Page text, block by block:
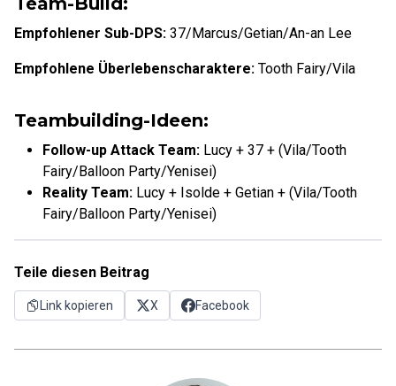
Empfohlener Sub-DPS: 37/Marcus/Getian/An-an Lee
Empfohlene Überlebenscharaktere: Tooth Fairy/Vila
Teambuilding-Ideen:
Follow-up Attack Team: Lucy + 37 + (Vila/Tooth
Fairy/Balloon Party/Yenisei)
Reality Team: Lucy + Isolde + Getian + (Vila/Tooth
Fairy/Balloon Party/Yenisei)
Teile diesen Beitrag
Link kopieren X Facebook